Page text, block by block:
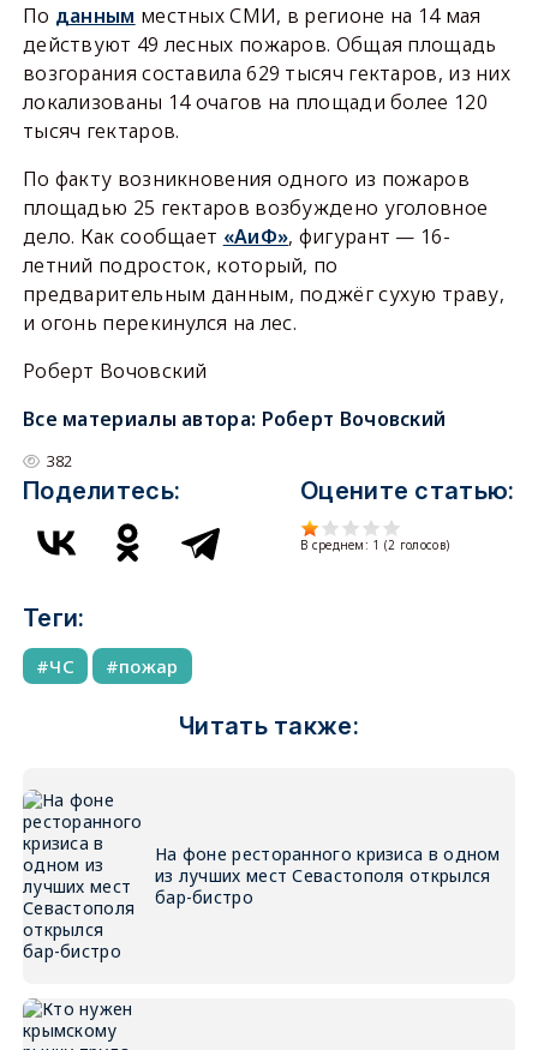
По данным местных СМИ, в регионе на 14 мая
действуют 49 лесных пожаров. Общая площадь
возгорания составила 629 тысяч гектаров, из них
локализованы 14 очагов на площади более 120
тысяч гектаров.
По факту возникновения одного из пожаров
площадью 25 гектаров возбуждено уголовное
дело. Как сообщает «АиФ», фигурант — 16-
летний подросток, который, по
предварительным данным, поджёг сухую траву,
и огонь перекинулся на лес.
Роберт Вочовский
Все материалы автора: Роберт Вочовский
382
Поделитесь: Оцените статью:
В среднем: 1 (2 голосов)
Теги:
ЧС пожар
Читать также:
На фоне ресторанного кризиса в одном
из лучших мест Севастополя открылся
бар-бистро